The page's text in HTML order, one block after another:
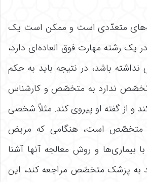
متعدّدی است و ممکن است یک
یک رشته مهارت فوق العاده‌‌ای دارد،
نداشته باشد، در نتیجه باید به حکم
تخصّص ندارد به متخصّص و کارشناس
و از گفته او پیروی کند. مثلاً شخصی
متخصّص است، هنگامی که مریض
بیماری‌‌ها و روش معالجه آنها آشنا
به پزشک متخصّص مراجعه کند، این